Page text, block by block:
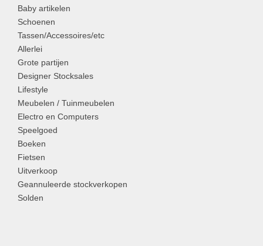
Baby artikelen
Schoenen
Tassen/Accessoires/etc
Allerlei
Grote partijen
Designer Stocksales
Lifestyle
Meubelen / Tuinmeubelen
Electro en Computers
Speelgoed
Boeken
Fietsen
Uitverkoop
Geannuleerde stockverkopen
Solden